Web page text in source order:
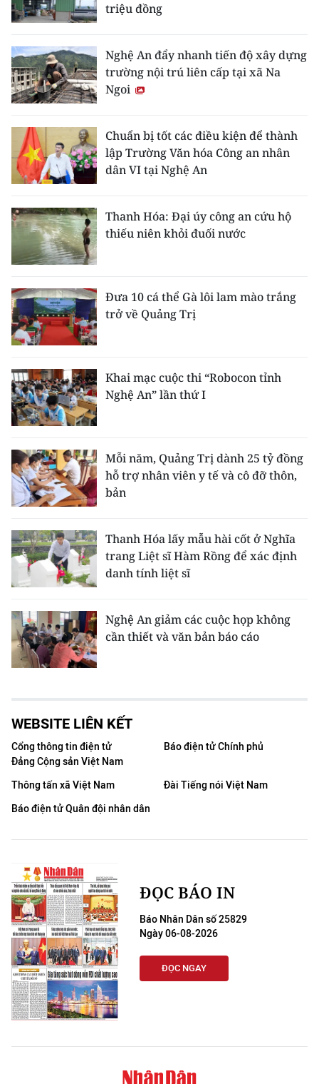
triệu đồng
Nghệ An đẩy nhanh tiến độ xây dựng
trường nội trú liên cấp tại xã Na
Ngoi
Chuẩn bị tốt các điều kiện để thành
lập Trường Văn hóa Công an nhân
dân VI tại Nghệ An
Thanh Hóa: Đại úy công an cứu hộ
thiếu niên khỏi đuối nước
Đưa 10 cá thể Gà lôi lam mào trắng
trở về Quảng Trị
Khai mạc cuộc thi “Robocon tỉnh
Nghệ An” lần thứ I
Mỗi năm, Quảng Trị dành 25 tỷ đồng
hỗ trợ nhân viên y tế và cô đỡ thôn,
bản
Thanh Hóa lấy mẫu hài cốt ở Nghĩa
trang Liệt sĩ Hàm Rồng để xác định
danh tính liệt sĩ
Nghệ An giảm các cuộc họp không
cần thiết và văn bản báo cáo
WEBSITE LIÊN KẾT
Cổng thông tin điện tử
Đảng Cộng sản Việt Nam
Báo điện tử Chính phủ
Thông tấn xã Việt Nam
Đài Tiếng nói Việt Nam
Báo điện tử Quân đội nhân dân
ĐỌC BÁO IN
Báo Nhân Dân số 25829
Ngày 06-08-2026
ĐỌC NGAY